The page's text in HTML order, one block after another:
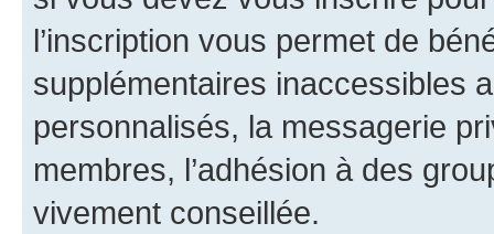
l’inscription vous permet de
supplémentaires inaccessibles
personnalisés, la messagerie
membres, l’adhésion à des
vivement conseillée.